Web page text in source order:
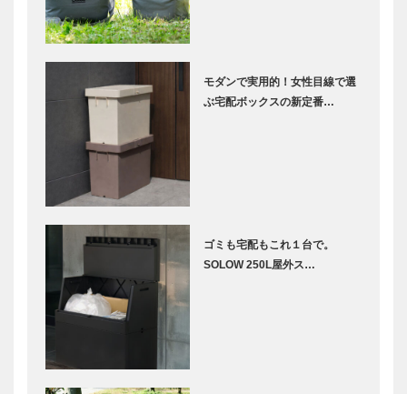
モダンで実用的！女性目線で選
ぶ宅配ボックスの新定番…
ゴミも宅配もこれ１台で。
SOLOW 250L屋外ス…